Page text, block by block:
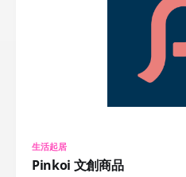
生活起居
Pinkoi 文創商品